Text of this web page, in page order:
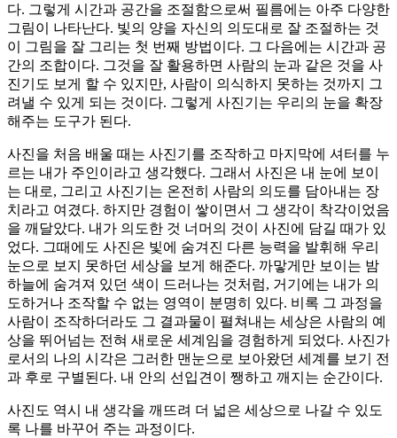
다. 그렇게 시간과 공간을 조절함으로써 필름에는 아주 다양한
그림이 나타난다. 빛의 양을 자신의 의도대로 잘 조절하는 것
이 그림을 잘 그리는 첫 번째 방법이다. 그 다음에는 시간과 공
간의 조합이다. 그것을 잘 활용하면 사람의 눈과 같은 것을 사
진기도 보게 할 수 있지만, 사람이 의식하지 못하는 것까지 그
려낼 수 있게 되는 것이다. 그렇게 사진기는 우리의 눈을 확장
해주는 도구가 된다.
사진을 처음 배울 때는 사진기를 조작하고 마지막에 셔터를 누
르는 내가 주인이라고 생각했다. 그래서 사진은 내 눈에 보이
는 대로, 그리고 사진기는 온전히 사람의 의도를 담아내는 장
치라고 여겼다. 하지만 경험이 쌓이면서 그 생각이 착각이었음
을 깨달았다. 내가 의도한 것 너머의 것이 사진에 담길 때가 있
었다. 그때에도 사진은 빛에 숨겨진 다른 능력을 발휘해 우리
눈으로 보지 못하던 세상을 보게 해준다. 까맣게만 보이는 밤
하늘에 숨겨져 있던 색이 드러나는 것처럼, 거기에는 내가 의
도하거나 조작할 수 없는 영역이 분명히 있다. 비록 그 과정을
사람이 조작하더라도 그 결과물이 펼쳐내는 세상은 사람의 예
상을 뛰어넘는 전혀 새로운 세계임을 경험하게 되었다. 사진가
로서의 나의 시각은 그러한 맨눈으로 보아왔던 세계를 보기 전
과 후로 구별된다. 내 안의 선입견이 쨍하고 깨지는 순간이다.
사진도 역시 내 생각을 깨뜨려 더 넓은 세상으로 나갈 수 있도
록 나를 바꾸어 주는 과정이다.